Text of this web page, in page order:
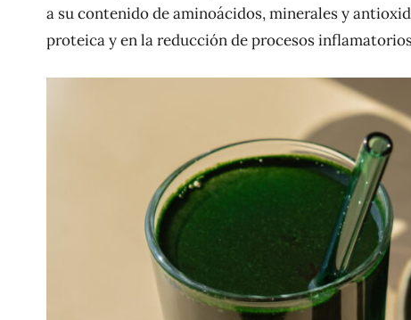
a su contenido de aminoácidos, minerales y
proteica y en la reducción de procesos